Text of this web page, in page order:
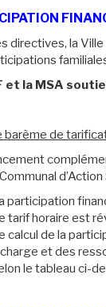
directives, la
et la MSA
barème de
participation
tarif horaire est
calcul de la
et des
le tableau ci-